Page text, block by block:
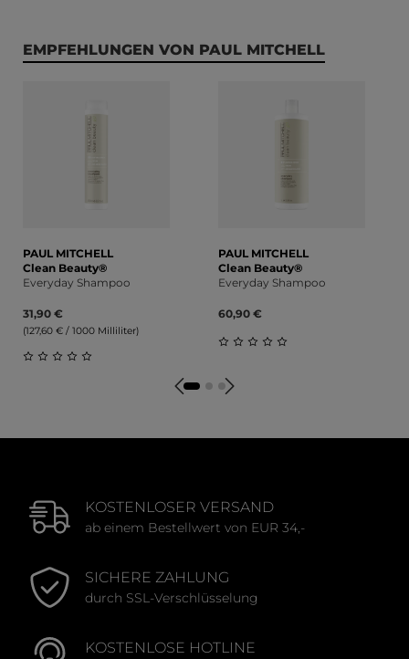
Produktgalerie überspringen
EMPFEHLUNGEN VON PAUL MITCHELL
PAUL MITCHELL
Clean Beauty®
Everyday Shampoo
31,90 €
(127,60 € / 1000 Milliliter)
Durchschnittliche Bewertung von 0 von 5 Sternen
PAUL MITCHELL
Clean Beauty®
Everyday Shampoo
60,90 €
KOSTENLOSER VERSAND
ab einem Bestellwert von EUR 34,-
SICHERE ZAHLUNG
durch SSL-Verschlüsselung
KOSTENLOSE HOTLINE